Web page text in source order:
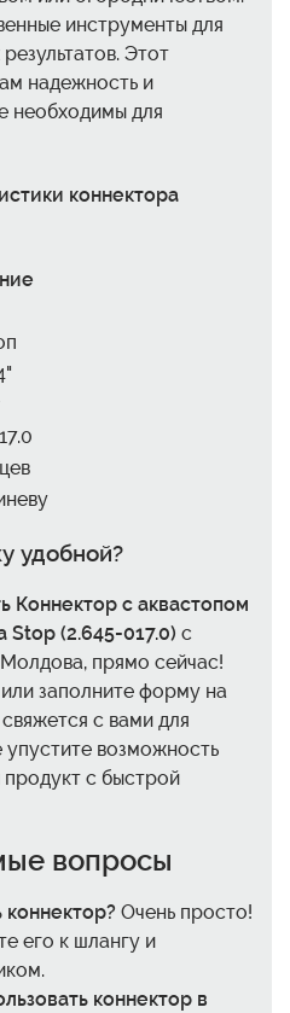
инструменты для
Этот
надежность и
необходимы для
коннектора
удобной?
Коннектор с аквастопом
Stop (2.645-017.0) с
прямо сейчас!
заполните форму на
с вами для
упустите возможность
продукт с быстрой
вопросы
коннектор? Очень просто!
его к шлангу и
коннектор в